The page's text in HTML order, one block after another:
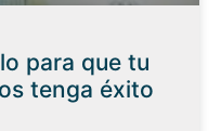
para que tu
tenga éxito